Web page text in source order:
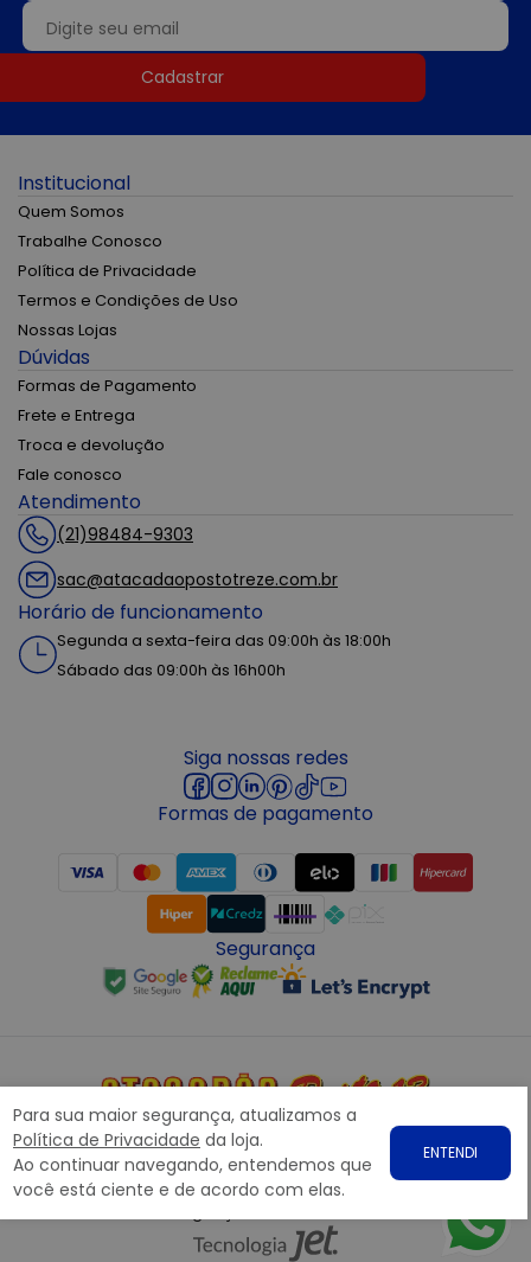
Para sua maior segurança, atualizamos a
Política de Privacidade da loja.
Ao continuar navegando, entendemos que
você está ciente e de acordo com elas.
ENTENDI
Cadastrar
Institucional
Quem Somos
Trabalhe Conosco
Política de Privacidade
Termos e Condições de Uso
Nossas Lojas
Dúvidas
Formas de Pagamento
Frete e Entrega
Troca e devolução
Fale conosco
Atendimento
(21)98484-9303
sac@atacadaopostotreze.com.br
Horário de funcionamento
Segunda a sexta-feira das 09:00h às 18:00h
Sábado das 09:00h às 16h00h
Siga nossas redes
Formas de pagamento
Segurança
Copyright © 2022 ATACADÃO POSTO 13 - Todos os direitos
reservados. CNPJ: 15.360.767/0001-07
Rodovia Presidente Dutra, nº1258 Galpão 1268 – Bairro: Prata,